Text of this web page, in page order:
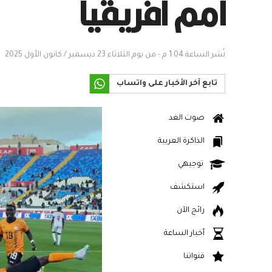
نُشر الساعة 1:04 م - من يوم الثلاثاء 23 ديسمبر / كانون الأول 2025
تابع آخر الأخبار على واتساب
صوت الغد
الذاكرة العربية
توجيهي
استكشف
رائج الآن
أخبار الساعة
قنواتنا